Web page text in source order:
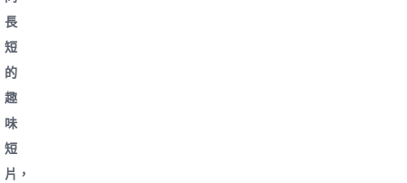
長
短
的
趣
味
短
片，